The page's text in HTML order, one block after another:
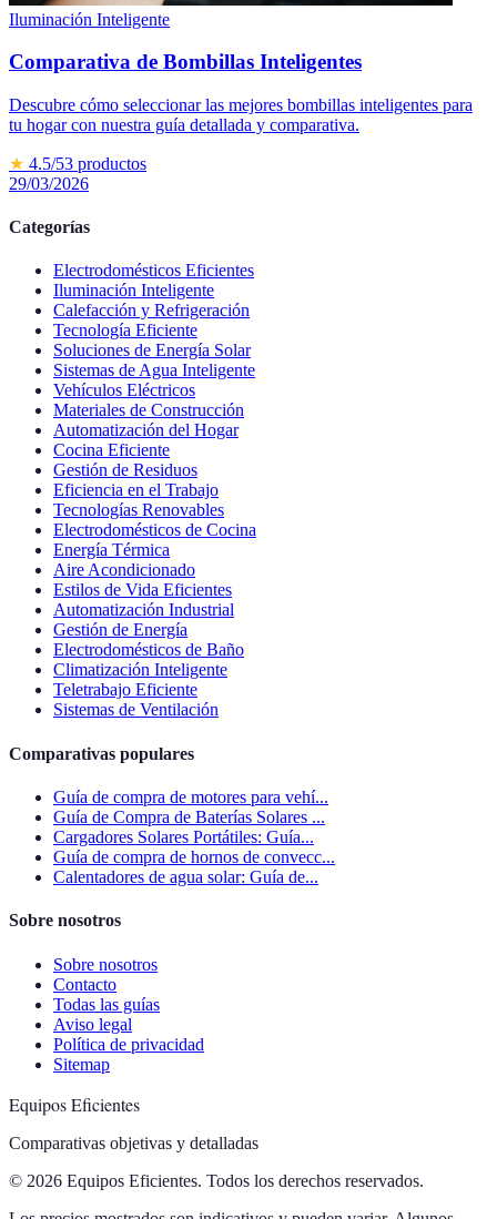
Iluminación Inteligente
Comparativa de Bombillas Inteligentes
Descubre cómo seleccionar las mejores bombillas inteligentes para
tu hogar con nuestra guía detallada y comparativa.
★ 4.5/53 productos
29/03/2026
Categorías
Electrodomésticos Eficientes
Iluminación Inteligente
Calefacción y Refrigeración
Tecnología Eficiente
Soluciones de Energía Solar
Sistemas de Agua Inteligente
Vehículos Eléctricos
Materiales de Construcción
Automatización del Hogar
Cocina Eficiente
Gestión de Residuos
Eficiencia en el Trabajo
Tecnologías Renovables
Electrodomésticos de Cocina
Energía Térmica
Aire Acondicionado
Estilos de Vida Eficientes
Automatización Industrial
Gestión de Energía
Electrodomésticos de Baño
Climatización Inteligente
Teletrabajo Eficiente
Sistemas de Ventilación
Comparativas populares
Guía de compra de motores para vehí...
Guía de Compra de Baterías Solares ...
Cargadores Solares Portátiles: Guía...
Guía de compra de hornos de convecc...
Calentadores de agua solar: Guía de...
Sobre nosotros
Sobre nosotros
Contacto
Todas las guías
Aviso legal
Política de privacidad
Sitemap
Equipos Eficientes
Comparativas objetivas y detalladas
© 2026 Equipos Eficientes. Todos los derechos reservados.